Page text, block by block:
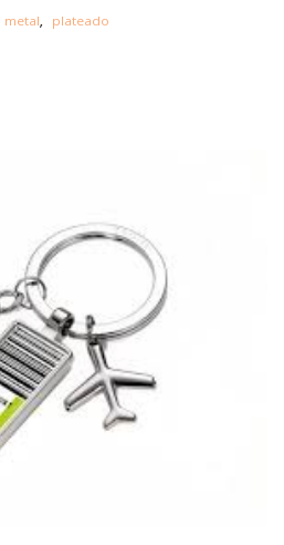
metal, plateado